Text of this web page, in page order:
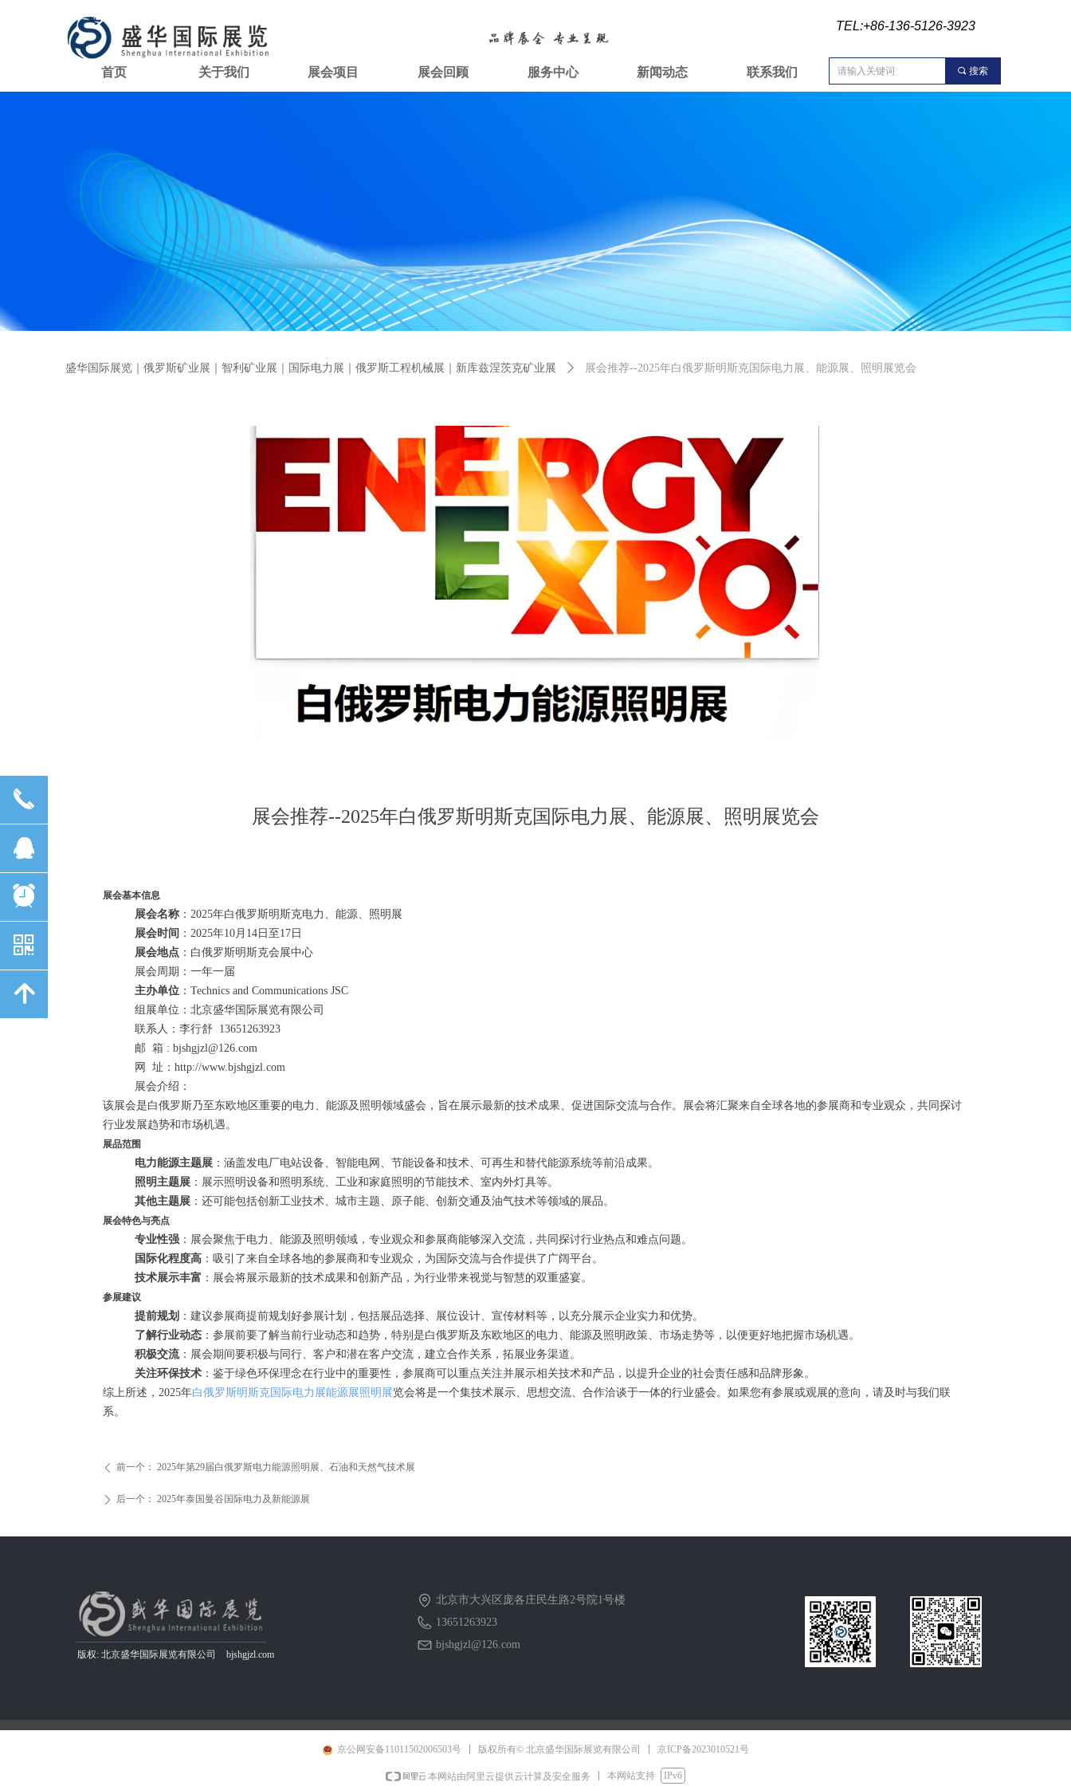
首页 关于我们 展会项目 展会回顾 服务中心 新闻动态 联系我们
TEL:+86-136-5126-3923
끠 搜索
盛华国际展览｜俄罗斯矿业展｜智利矿业展｜国际电力展｜俄罗斯工程机械展｜新库兹涅茨克矿业展 ꄲ 展会推荐--2025年白俄罗斯明斯克国际电力展、能源展、照明展览会
展会推荐--2025年白俄罗斯明斯克国际电力展、能源展、照明展览会
展会基本信息
展会名称 ‌：2025年白俄罗斯明斯克电力、能源、照明展
展会时间 ‌：2025年10月14日至17日
展会地点 ‌：白俄罗斯明斯克会展中心
展会周期：一年一届
主办单位 ‌：Technics and Communications JSC
组展单位：北京盛华国际展览有限公司
联系人：李行舒 13651263923
邮 箱 : bjshgjzl@126.com
网
址： http://www.bjshgjzl.com
展会介绍：
该展会是白俄罗斯乃至东欧地区重要的电力、能源及照明领域盛会，旨在展示最新的技术成果、促进国际交流与合作。展会将汇聚来自全球各地的参展商和专业观众，共同探讨
行业发展趋势和市场机遇。
展品范围
电力能源主题展 ‌：涵盖发电厂电站设备、智能电网、节能设备和技术、可再生和替代能源系统等前沿成果。
照明主题展 ‌：展示照明设备和照明系统、工业和家庭照明的节能技术、室内外灯具等。
其他主题展 ‌：还可能包括创新工业技术、城市主题、原子能、创新交通及油气技术等领域的展品。
展会特色与亮点
专业性强 ‌：展会聚焦于电力、能源及照明领域，专业观众和参展商能够深入交流，共同探讨行业热点和难点问题。
国际化程度高 ‌：吸引了来自全球各地的参展商和专业观众，为国际交流与合作提供了广阔平台。
技术展示丰富 ‌：展会将展示最新的技术成果和创新产品，为行业带来视觉与智慧的双重盛宴。
参展建议
提前规划 ‌：建议参展商提前规划好参展计划，包括展品选择、展位设计、宣传材料等，以充分展示企业实力和优势。
了解行业动态 ‌：参展前要了解当前行业动态和趋势，特别是白俄罗斯及东欧地区的电力、能源及照明政策、市场走势等，以便更好地把握市场机遇。
积极交流‌：展会期间要积极与同行、客户和潜在客户交流，建立合作关系，拓展业务渠道。
关注环保技术 ‌：鉴于绿色环保理念在行业中的重要性，参展商可以重点关注并展示相关技术和产品，以提升企业的社会责任感和品牌形象。
综上所述，2025年白俄罗斯明斯克国际电力展能源展照明展览会将是一个集技术展示、思想交流、合作洽谈于一体的行业盛会。如果您有参展或观展的意向，请及时与我们联
系。
ꄴ 前一个： 2025年第29届白俄罗斯电力能源照明展、石油和天然气技术展
ꄲ 后一个： 2025年泰国曼谷国际电力及新能源展
北京市大兴区庞各庄民生路2号院1号楼
13651263923
bjshgjzl@126.com
版权: 北京盛华国际展览有限公司 bjshgjzl.com
京公网安备11011502006503号 版权所有© 北京盛华国际展览有限公司 京ICP备2023010521号
本网站由阿里云提供云计算及安全服务 本网站支持 IPv6
끅
뀩
뀥
낃
녕